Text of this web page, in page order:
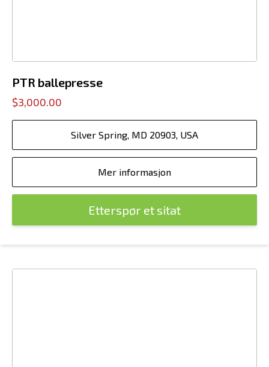
PTR ballepresse
$3,000.00
Silver Spring, MD 20903, USA
Mer informasjon
Etterspør et sitat